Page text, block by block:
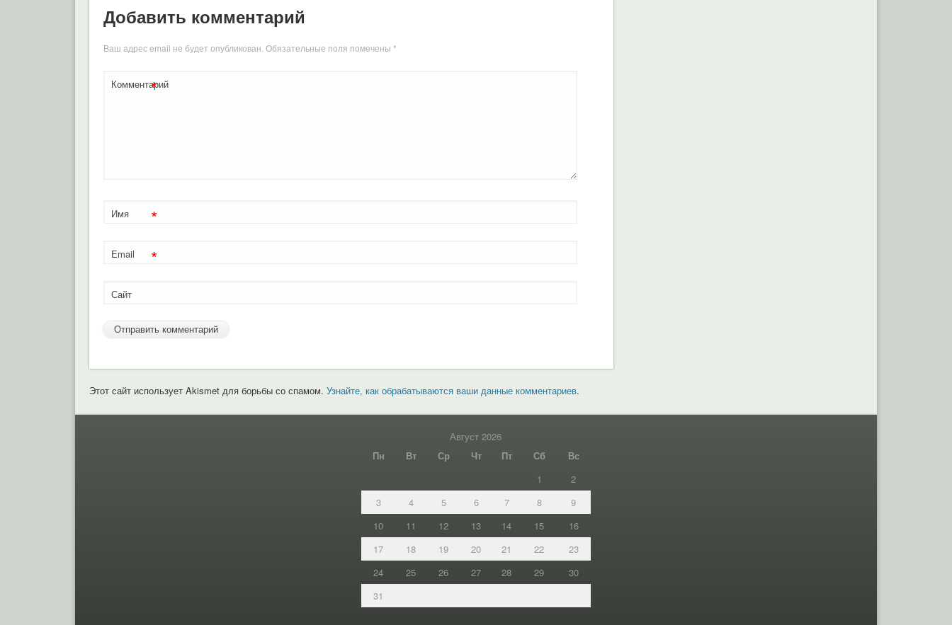
Добавить комментарий
Ваш адрес email не будет опубликован. Обязательные поля помечены *
Комментарий
*
Имя *
Email *
Сайт
Этот сайт использует Akismet для борьбы со спамом. Узнайте, как обрабатываются ваши данные комментариев.
Август 2026
Пн
Вт Ср Чт Пт Сб
Вс
1
2
3
4 5 6 7 8
9
10
11 12 13 14 15
16
17
18 19 20 21 22
23
24
25 26 27 28 29
30
31